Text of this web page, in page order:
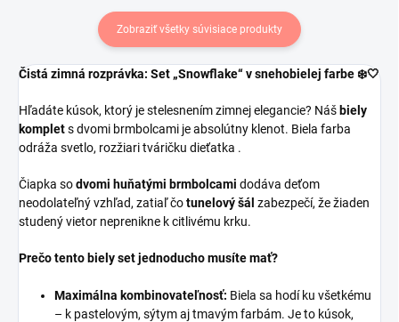
Zobraziť všetky súvisiace produkty
Čistá zimná rozprávka: Set „Snowflake“ v snehobielej farbe ❄️🤍
Hľadáte kúsok, ktorý je stelesnením zimnej elegancie? Náš biely
komplets dvomi brmbolcami je absolútny klenot. Biela farba
odráža svetlo, rozžiari tváričku dieťatka .
Čiapka sodvomi huňatými brmbolcami dodáva deťom
neodolateľný vzhľad, zatiaľ čotunelový šál zabezpečí, že žiaden
studený vietor neprenikne k citlivému krku.
Prečo tento biely set jednoducho musíte mať?
Maximálna kombinovateľnosť: Biela sa hodí ku všetkému
– k pastelovým, sýtym aj tmavým farbám. Je to kúsok,